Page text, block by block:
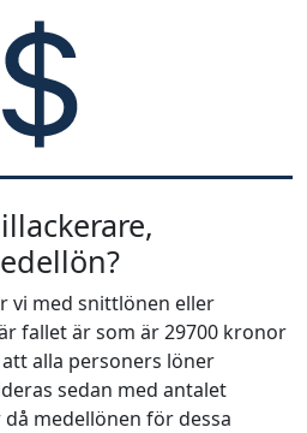
vi med snittlönen eller
fallet är som är 29700 kronor
alla personers löner
sedan med antalet
medellönen för dessa